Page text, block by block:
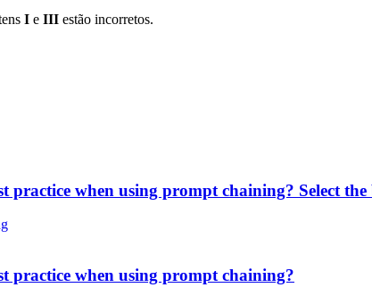
I e III estão incorretos.
practice when using prompt chaining? Select the
practice when using prompt chaining?